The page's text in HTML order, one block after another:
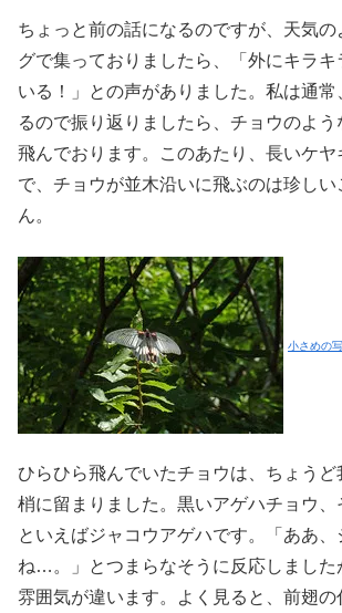
ちょっと前の話になるのですが、天気
グで集っておりましたら、「外にキラ
いる！」との声がありました。私は通
るので振り返りましたら、チョウのよう
飛んでおります。このあたり、長いケ
で、チョウが並木沿いに飛ぶのは珍し
ん。
小さめの
ひらひら飛んでいたチョウは、ちょう
梢に留まりました。黒いアゲハチョウ、
といえばジャコウアゲハです。「ああ
ね…。」とつまらなそうに反応しました
雰囲気が違います。よく見ると、前翅